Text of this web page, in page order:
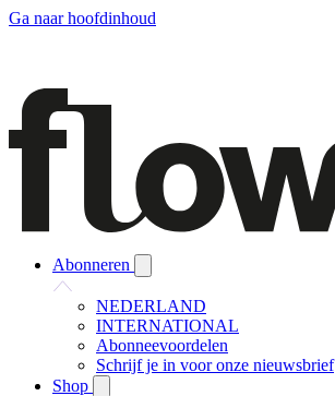
Ga naar hoofdinhoud
Abonneren
NEDERLAND
INTERNATIONAL
Abonneevoordelen
Schrijf je in voor onze nieuwsbrief
Shop